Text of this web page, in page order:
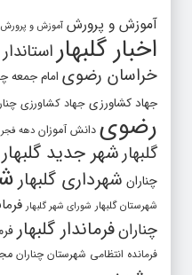
آموزش و پرورش آموزش و
اخبار گلبهار
خراسان رضوی امام جمعه
جهاد کشاورزی جهاد کشاورزی
رضوی دانش آموزان دهه فجر
گلبهارشهر جدید گلبهار
چناران شهرداری گلبهار
شهرستان گلبهار شورای شهر گلبهار
چنارانفرماندار گلبهار
فرمانده انتظامی شهرستان چناران